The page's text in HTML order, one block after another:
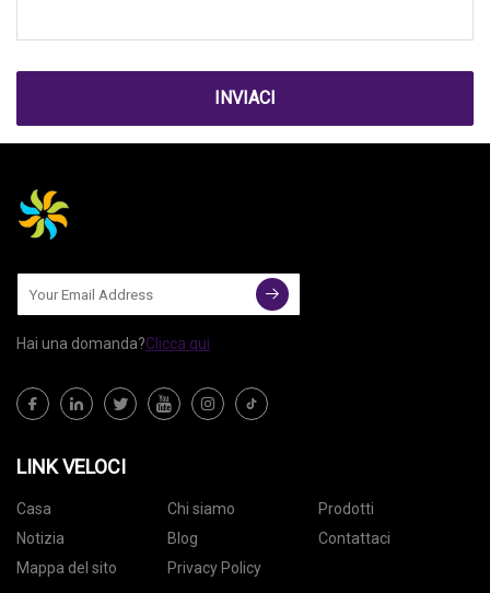
INVIACI
Hai una domanda?Clicca qui
LINK VELOCI
Casa Chi siamo
Prodotti
Notizia
Blog
Contattaci
Mappa del sito
Privacy Policy